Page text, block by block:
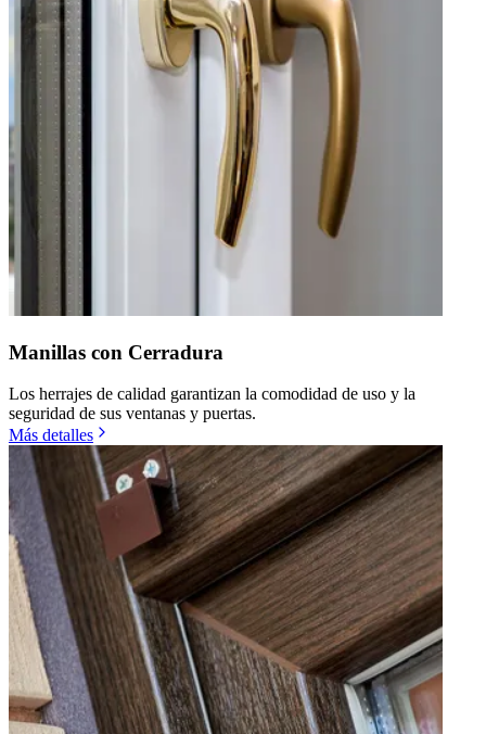
Manillas con Cerradura
Los herrajes de calidad garantizan la comodidad de uso y la
seguridad de sus ventanas y puertas.
Más detalles